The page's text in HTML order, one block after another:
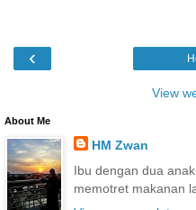
‹
View
About Me
HM Zwan
Ibu dengan dua
memotret makanan